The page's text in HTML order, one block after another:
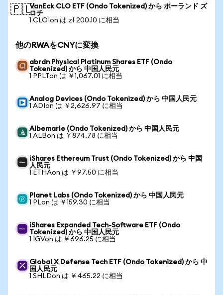
🇵🇱VanEck CLO ETF (Ondo Tokenized) から ポーランド ズ
ロチ
1 CLOIon は zł 200.10 に相当
他のRWAをCNYに変換
abrdn Physical Platinum Shares ETF (Ondo
Tokenized) から 中国人民元
1 PPLTon は ￥1,067.01 に相当
Analog Devices (Ondo Tokenized) から 中国人民元
1 ADIon は ￥2,626.97 に相当
Albemarle (Ondo Tokenized) から 中国人民元
1 ALBon は ￥874.78 に相当
iShares Ethereum Trust (Ondo Tokenized) から 中国
人民元
1 ETHAon は ￥97.50 に相当
Planet Labs (Ondo Tokenized) から 中国人民元
1 PLon は ￥159.30 に相当
iShares Expanded Tech-Software ETF (Ondo
Tokenized) から 中国人民元
1 IGVon は ￥696.25 に相当
Global X Defense Tech ETF (Ondo Tokenized) から 中
国人民元
1 SHLDon は ￥465.22 に相当